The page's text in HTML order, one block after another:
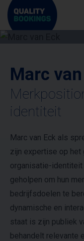
Marc
identiteit
Marc van Eck als
zijn expertise op het
organisatie-
geholpen om hun
bedrijfsdoelen te
dynamische en
staat is zijn publiek
behandelt relevante